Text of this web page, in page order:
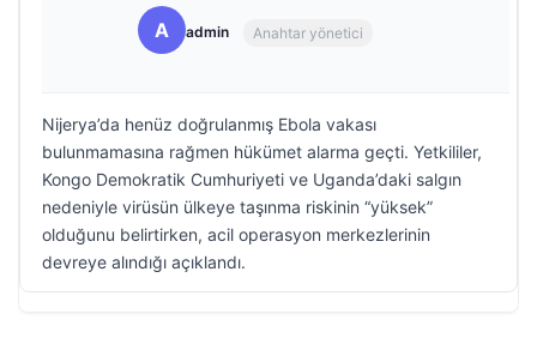
A admin Anahtar yönetici
Nijerya’da henüz doğrulanmış Ebola vakası
bulunmamasına rağmen hükümet alarma geçti. Yetkililer,
Kongo Demokratik Cumhuriyeti ve Uganda’daki salgın
nedeniyle virüsün ülkeye taşınma riskinin “yüksek”
olduğunu belirtirken, acil operasyon merkezlerinin
devreye alındığı açıklandı.